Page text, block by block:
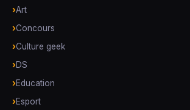
Art
Concours
Culture geek
DS
Education
Esport